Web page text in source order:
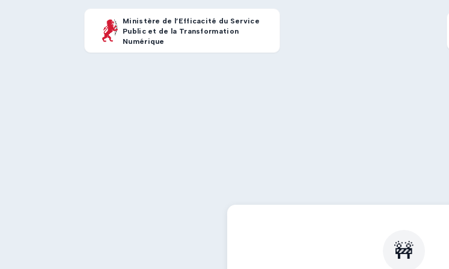
Ministère de l’Efficacité du Service
Public et de la Transformation
Numérique
🚧